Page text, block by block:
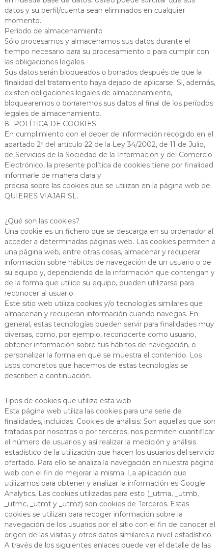
datos y su perfil/cuenta sean eliminados en cualquier
momento.
Período de almacenamiento
Sólo procesamos y almacenamos sus datos durante el
tiempo necesario para su procesamiento o para cumplir con
las obligaciones legales.
Sus datos serán bloqueados o borrados después de que la
finalidad del tratamiento haya dejado de aplicarse. Si, además,
existen obligaciones legales de almacenamiento,
bloquearemos o borraremos sus datos al final de los períodos
legales de almacenamiento.
8- POLÍTICA DE COOKIES
En cumplimiento con el deber de información recogido en el
apartado 2º del artículo 22 de la Ley 34/2002, de 11 de Julio,
de Servicios de la Sociedad de la Información y del Comercio
Electrónico, la presente política de cookies tiene por finalidad
informarle de manera clara y
precisa sobre las cookies que se utilizan en la página web de
QUIERES VIAJAR SL.
¿Qué son las cookies?
Una cookie es un fichero que se descarga en su ordenador al
acceder a determinadas páginas web. Las cookies permiten a
una página web, entre otras cosas, almacenar y recuperar
información sobre hábitos de navegación de un usuario o de
su equipo y, dependiendo de la información que contengan y
de la forma que utilice su equipo, pueden utilizarse para
reconocer al usuario.
Este sitio web utiliza cookies y/o tecnologías similares que
almacenan y recuperan información cuando navegas. En
general, estas tecnologías pueden servir para finalidades muy
diversas, como, por ejemplo, reconocerte como usuario,
obtener información sobre tus hábitos de navegación, o
personalizar la forma en que se muestra el contenido. Los
usos concretos que hacemos de estas tecnologías se
describen a continuación.
Tipos de cookies que utiliza esta web
Esta página web utiliza las cookies para una serie de
finalidades, incluidas: Cookies de análisis: Son aquellas que son
tratadas por nosotros o por terceros, nos permiten cuantificar
el número de usuarios y así realizar la medición y análisis
estadístico de la utilización que hacen los usuarios del servicio
ofertado. Para ello se analiza la navegación en nuestra página
web con el fin de mejorar la misma. La aplicación que
utilizamos para obtener y analizar la información es Google
Analytics. Las cookies utilizadas para esto (_utma, _utmb,
_utmc, _utmt y _utmz) son cookies de Terceros. Estas
cookies se utilizan para recoger información sobre la
navegación de los usuarios por el sitio con el fin de conocer el
origen de las visitas y otros datos similares a nivel estadístico.
A través de los siguientes enlaces puede ver el detalle de las